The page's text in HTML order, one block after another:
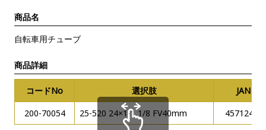
商品名
自転車用チューブ
商品詳細
コードNo 選択肢
JANコ
200-70054
25-520 24×1-1 1/8 FV40mm